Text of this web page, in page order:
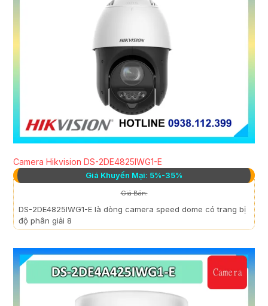
Camera Hikvision DS-2DE4825IWG1-E
Giá Khuyến Mại: 5%-35%
Giá Bán:
DS-2DE4825IWG1-E là dòng camera speed dome có trang bị
độ phân giải 8